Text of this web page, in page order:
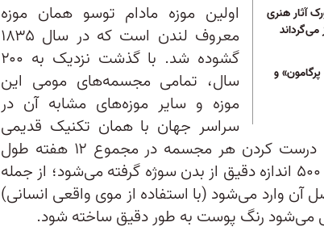
آثار هنری
می‌گرداند
و
اولین موزه مادام توسو همان موزه
معروف لندن است که در سال ۱۸۳۵
گشوده شد. با گذشت نزدیک به ۲۰۰
سال، تمامی مجسمه‌های مومی این
موزه و سایر موزه‌های مشابه آن در
سراسر جهان با همان تکنیک قدیمی
مادام توسو ساخته می‌شوند. درست کردن هر مجسمه در مجموع ۱۲ هفته طول
می‌کشد و در طول ساخت آن، ۵۰۰ اندازه دقیق از بدن سوژه گرفته می‌شود؛ از جمله
آن وارد می‌شود (با استفاده از موی واقعی انسانی)
می‌شود رنگ پوست به طور دقیق ساخته شود.